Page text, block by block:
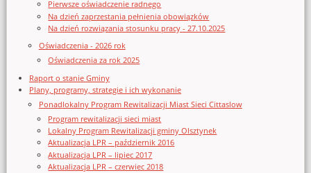
Pierwsze oświadczenie radnego
Na dzień zaprzestania pełnienia obowiązków
Na dzień rozwiązania stosunku pracy - 27.10.2025
Oświadczenia - 2026 rok
Oświadczenia za rok 2025
Raport o stanie Gminy
Plany, programy, strategie i ich wykonanie
Ponadlokalny Program Rewitalizacji Miast Sieci Cittaslow
Program rewitalizacji sieci miast
Lokalny Program Rewitalizacji gminy Olsztynek
Aktualizacja LPR – październik 2016
Aktualizacja LPR – lipiec 2017
Aktualizacja LPR – czerwiec 2018